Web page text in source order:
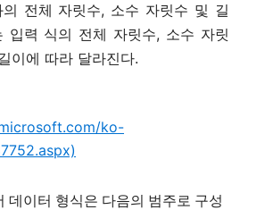
의 전체 자릿수, 소수 자릿수 및 길
입력 식의 전체 자릿수, 소수 자릿
이에 따라 달라진다.
ko-
데이터 형식은 다음의 범주로 구성